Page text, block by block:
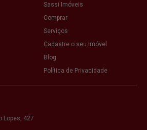
Sassi Imóveis
Comprar
Serviços
Cadastre o seu Imóvel
Blog
Política de Privacidade
Lopes, 427